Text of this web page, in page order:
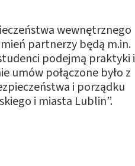
wewnętrznego
partnerzy będą m.in.
podejmą praktyki i
umów połączone było z
i porządku
i miasta Lublin”.